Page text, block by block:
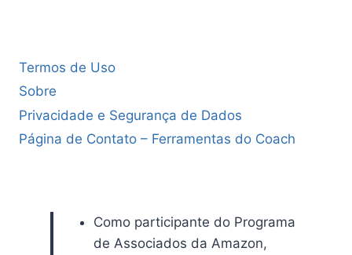
Termos de Uso
Sobre
Privacidade e Segurança de Dados
Página de Contato – Ferramentas do Coach
Como participante do Programa
de Associados da Amazon,